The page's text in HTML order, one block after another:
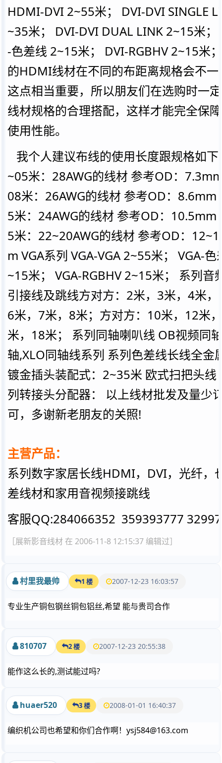
HDMI-DVI 2~55米； DVI-DVI SINGLE
~35米； DVI-DVI DUAL LINK 2~15米；
-色差线 2~15米； DVI-RGBHV 2~15米
的HDMI线材在不同的布距离规格会不一
这点相当重要，所以朋友们在选购时一
线材规格的合理搭配，这样才能完全保
使用性能。
我个人建议布线的使用长度跟规格如
~05米：28AWG的线材 参考OD：
08米：26AWG的线材 参考OD：8.6mm
5米：24AWG的线材 参考OD：10.5mm
5米：22~20AWG的线材 参考OD：
m VGA系列 VGA-VGA 2~55米； VGA-色
~15米； VGA-RGBHV 2~15米； 系列音
引接线及跳线方对方：2米，3米，4米
6米，7米，8米；方对方：10米，12米
米，18米； 系列同轴喇叭线 OB视频同
轴,XLO同轴线系列 系列色差线长线全金
镀金插头装配式：2~35米 欧式扫把头线
列转接头分配器： 以上线材批发及量少
可，多谢新老朋友的关照!
主营产品：
系列数字家居长线HDMI，DVI，光纤，
差线材和家用音视频接跳线
客服QQ:284066352 359393777
［展新影音线材 在 2006-11-8 12:15:37 编辑过］
村里我最帅 1 楼 2007-12-23 16:03:57
专业生产铜包钢丝铜包铝丝,希望 能与贵司合作
810707 2 楼 2007-12-23 20:55:38
能作这么长的,测试能过吗?
huaer520 3 楼 2008-01-01 16:40:37
编织机公司也希望和你们合作啊！ysj584@163.com